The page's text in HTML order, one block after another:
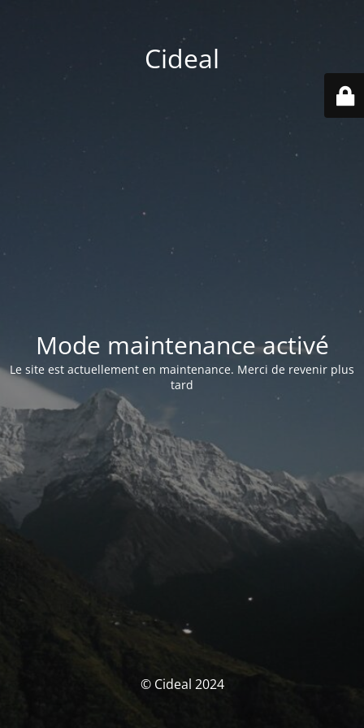
Cideal
Mode maintenance activé
Le site est actuellement en maintenance. Merci de revenir plus
tard
© Cideal 2024